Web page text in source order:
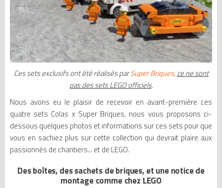
Ces sets exclusifs ont été réalisés parSuper Briques,ce ne sont
pas des sets LEGO officiels.
Nous avons eu le plaisir de recevoir en avant-première ces
quatre sets Colas x Super Briques, nous vous proposons ci-
dessous quelques photos et informations sur ces sets pour que
vous en sachiez plus sur cette collection qui devrait plaire aux
passionnés de chantiers... et de LEGO.
Des boîtes, des sachets de briques, et une notice de
montage comme chez LEGO